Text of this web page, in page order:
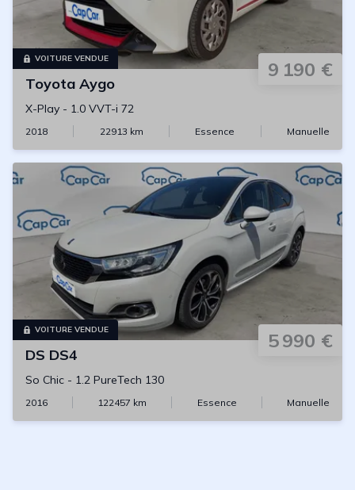
VOITURE VENDUE 9 190 €
Toyota Aygo
X-Play - 1.0 VVT-i 72
2018 22913 km Essence Manuelle
VOITURE VENDUE 5 990 €
DS DS4
So Chic - 1.2 PureTech 130
2016 122457 km Essence Manuelle